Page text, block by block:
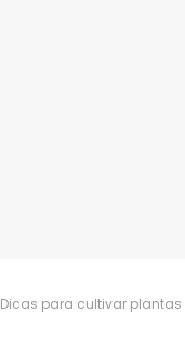
Dicas para cultivar plantas dentro de